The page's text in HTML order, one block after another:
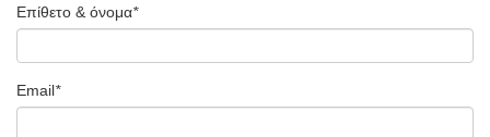
Επίθετο & όνομα*
Email*